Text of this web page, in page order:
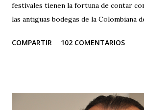
festivales tienen la fortuna de contar
las antiguas bodegas de la Colombiana
lástima que las buenas intenciones de
organizadores no puedan hacer otra
COMPARTIR 102 COMENTARIOS